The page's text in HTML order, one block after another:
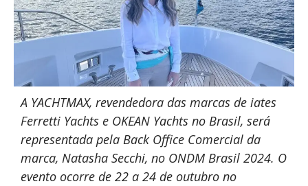
A YACHTMAX, revendedora das marcas de iates
Ferretti Yachts e OKEAN Yachts no Brasil, será
representada pela Back Office Comercial da
marca, Natasha Secchi, no ONDM Brasil 2024. O
evento ocorre de 22 a 24 de outubro no